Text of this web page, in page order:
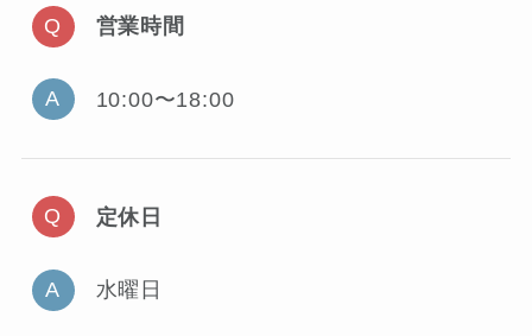
営業時間
10:00〜18:00
定休日
水曜日